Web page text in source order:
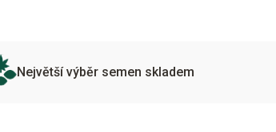
Největší výběr semen skladem